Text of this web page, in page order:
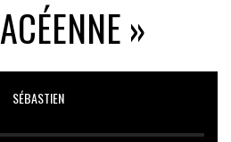
»
SÉBASTIEN